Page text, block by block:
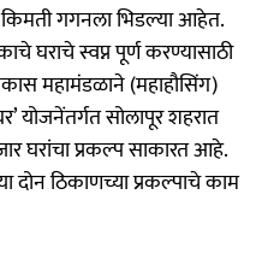
किमती गगनला भिडल्या आहेत.
घराचे स्वप्न पूर्ण करण्यासाठी
महामंडळाने (महाहौसिंग)
योजनेंतर्गत सोलापूर शहरात
घरांचा प्रकल्प साकारत आहे.
दोन ठिकाणच्या प्रकल्पाचे काम